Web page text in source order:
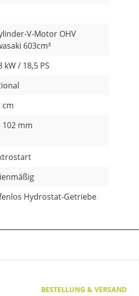
V-Motor OHV
603cm³
kW / 18,5 PS
cm
102 mm
Hydrostat-Getriebe
BESTELLUNG & VERSAND